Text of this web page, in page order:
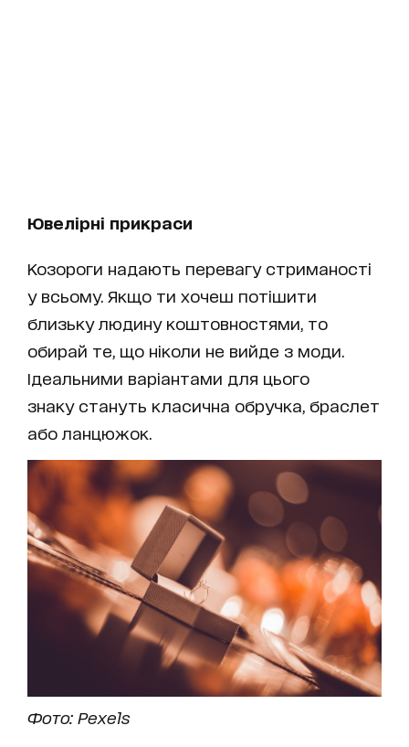
Ювелірні прикраси
Козороги надають перевагу стриманості
у всьому. Якщо ти хочеш потішити
близьку людину коштовностями, то
обирай те, що ніколи не вийде з моди.
Ідеальними варіантами для цього
знаку стануть класична обручка, браслет
або ланцюжок.
Фото: Pexels